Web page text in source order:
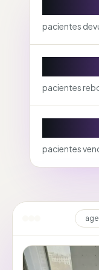
pacientes
pacientes
pacientes